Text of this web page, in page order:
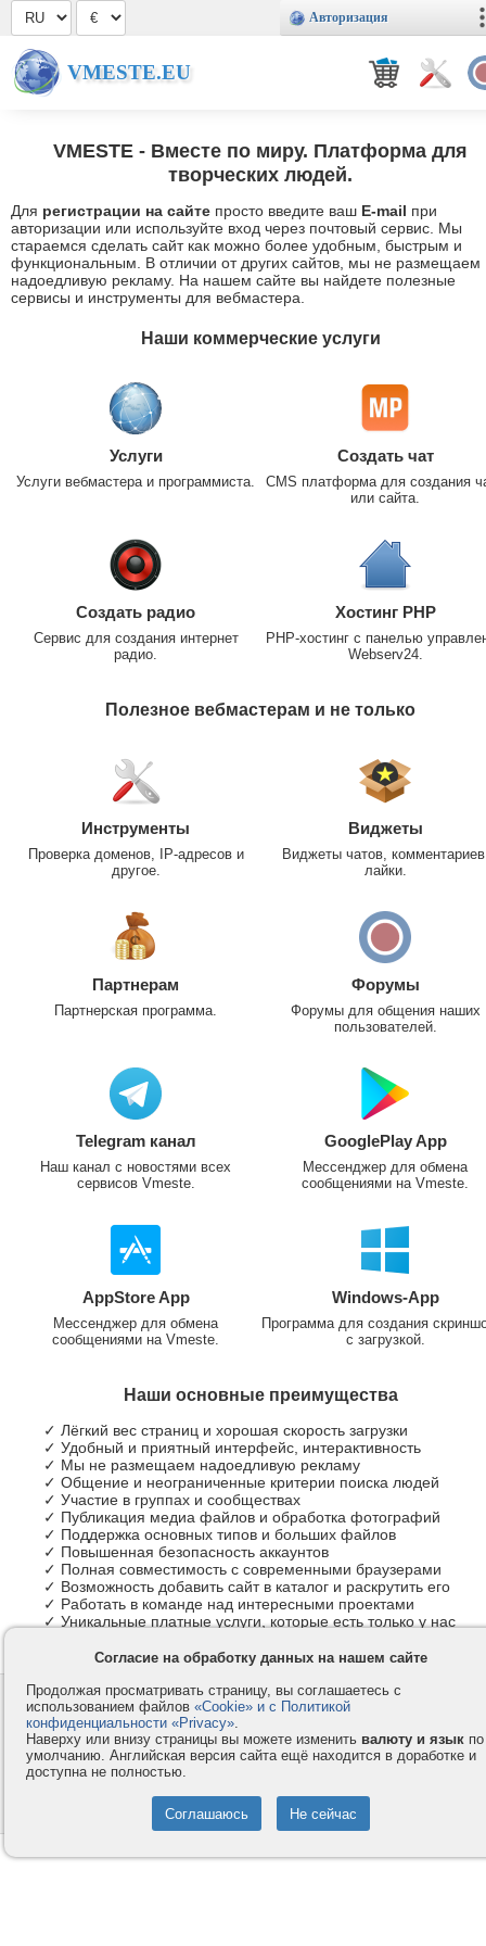
Авторизация
VMESTE.EU
VMESTE - Вместе по миру. Платформа для
творческих людей.
Для регистрации на сайте просто введите ваш E-mail при
авторизации или используйте вход через почтовый сервис. Мы
стараемся сделать сайт как можно более удобным, быстрым и
функциональным. В отличии от других сайтов, мы не размещаем
надоедливую рекламу. На нашем сайте вы найдете полезные
сервисы и инструменты для вебмастера.
Наши коммерческие услуги
Услуги
Услуги вебмастера и программиста.
Создать чат
CMS платформа для создания
или сайта.
Создать радио
Сервис для создания интернет
радио.
Хостинг PHP
PHP-хостинг с панелью
Webserv24.
Полезное вебмастерам и не только
Инструменты
Проверка доменов, IP-адресов и
другое.
Виджеты
Виджеты чатов,
лайки.
Партнерам
Партнерская программа.
Форумы
Форумы для общения наших
пользователей.
Telegram канал
Наш канал с новостями всех
сервисов Vmeste.
GooglePlay App
Мессенджер для обмена
сообщениями на Vmeste.
AppStore App
Мессенджер для обмена
сообщениями на Vmeste.
Windows-App
Программа для создания
с загрузкой.
Наши основные преимущества
✓ Лёгкий вес страниц и хорошая скорость загрузки
✓ Удобный и приятный интерфейс, интерактивность
✓ Мы не размещаем надоедливую рекламу
✓ Общение и неограниченные критерии поиска людей
✓ Участие в группах и сообществах
✓ Публикация медиа файлов и обработка фотографий
✓ Поддержка основных типов и больших файлов
✓ Повышенная безопасность аккаунтов
✓ Полная совместимость с современными браузерами
✓ Возможность добавить сайт в каталог и раскрутить его
✓ Работать в команде над интересными проектами
✓ Уникальные платные услуги, которые есть только у нас
Контакты
Компания
Privacy и Cookie
Услуги
Как оплатить
Помощь
© 2008-2026
- Все права защищены.
Согласие на обработку данных на нашем сайте
Продолжая просматривать страницу, вы соглашаетесь с
использованием файлов «Cookie» и с Политикой
конфиденциальности «Privacy».
Наверху или внизу страницы вы можете изменить валюту и язык по
умолчанию. Английская версия сайта ещё находится в доработке и
доступна не полностью.